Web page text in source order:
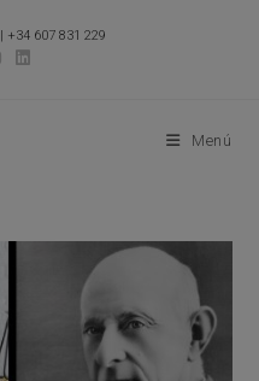
| +34 607 831 229
Menú